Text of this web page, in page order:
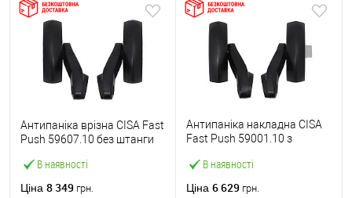
В наявності
Антипаніка врізна CISA Fast
Push 59607.10 без штанги
Ціна 8 349 грн.
В наявності
Антипаніка накладна CISA
Fast Push 59001.10 з
Ціна 6 629 грн.